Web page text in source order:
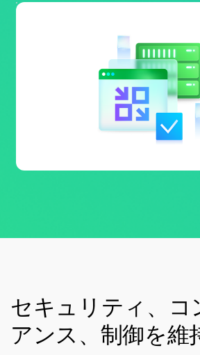
セキュリティ、コ
アンス、制御を維